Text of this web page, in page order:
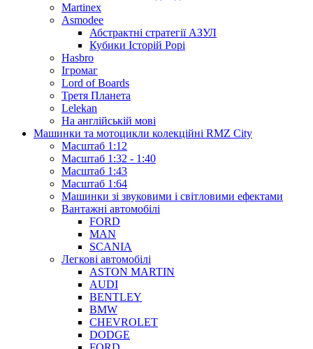
Martinex
Asmodee
Абстрактні стратегії АЗУЛ
Кубики Історій Рорі
Hasbro
Ігромаг
Lord of Boards
Третя Планета
Lelekan
На англійській мові
Машинки та мотоцикли колекційні RMZ City
Масштаб 1:12
Масштаб 1:32 - 1:40
Масштаб 1:43
Масштаб 1:64
Машинки зі звуковими і світловими ефектами
Вантажні автомобілі
FORD
MAN
SCANIA
Легкові автомобілі
ASTON MARTIN
AUDI
BENTLEY
BMW
CHEVROLET
DODGE